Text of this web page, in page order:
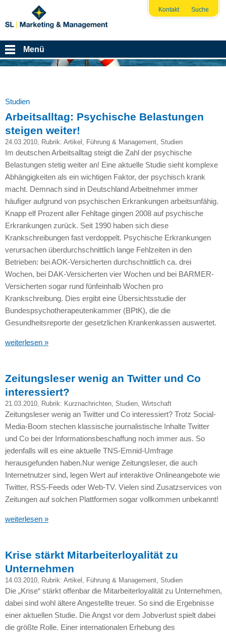
Kontakt Suche
Menü
Studien
Arbeitsalltag: Psychische Belastungen
steigen weiter!
24.03.2010, Rubrik: Artikel , Führung & Management, Studien
Im deutschen Arbeitsalltag steigt die Zahl der psychische
Belastungen stetig weiter an! Eine aktuelle Studie sieht komplexe
Abhängigkeiten als ein wichtigen Faktor, der psychisch krank
macht. Demnach sind in Deutschland Arbeitnehmer immer
häufiger aufgrund von psychischen Erkrankungen arbeitsunfähig.
Knapp elf Prozent aller Fehltage gingen 2008 auf psychische
Erkrankungen zurück. Seit 1990 haben sich diese
Krankschreibungen fast verdoppelt. Psychische Erkrankungen
verursachen überdurchschnittlich lange Fehlzeiten in den
Betrieben: beiAOK-Versicherten durchschnittlich ca. drei
Wochen, bei DAK-Versicherten vier Wochen und bei BARMER-
Versicherten sogar rund fünfeinhalb Wochen pro
Krankschreibung. Dies ergibt eine Übersichtsstudie der
Bundespsychotherapeutenkammer (BPtK), die die
Gesundheitsreporte der gesetzlichen Krankenkassen auswertet.
weiterlesen »
Zeitungsleser wenig an Twitter und Co
interessiert?
21.03.2010, Rubrik: Kurznachrichten, Studien, Wirtschaft
Zeitungsleser wenig an Twitter und Co interessiert? Trotz Social-
Media-Boom stechen klassische journalistische Inhalte Twitter
und Co bei der Informationsbeschaffung noch immer aus. So
jedenfalls will es eine aktuelle TNS-Emnid-Umfrage
herausgefunden haben.Nur wenige Zeitungsleser, die auch
Internetnutzer sind, legen Wert auf interaktive Onlineangebote wie
Twitter, RSS-Feeds oder Web-TV. Vielen sind Zusatzservices von
Zeitungen auf solchen Plattformen sogar vollkommen unbekannt!
weiterlesen »
Krise stärkt Mitarbeiterloyalität zu
Unternehmen
14.03.2010, Rubrik: Artikel Führung & Management, Studien
Die „Krise“ stärkt offenbar die Mitarbeiterloyalität zu Unternehmen,
dabei sind wohl ältere Angestellte treuer. So sind die Ergebnisse
einer aktuellen Studie. Die Angst vor dem Jobverlust spielt dabei
die größte Rolle. Einer internationalen Erhebung des